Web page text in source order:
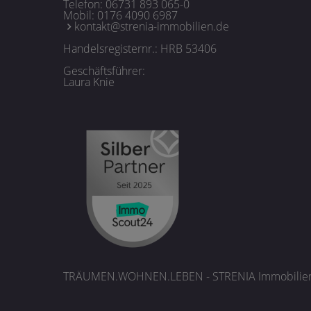
Telefon: 06731 893 065-0
Mobil: 0176 4090 6987
kontakt@strenia-immobilien.de
Handelsregisternr.: HRB 53406
Geschäftsführer:
Laura Knie
TRÄUMEN.WOHNEN.LEBEN - STRENIA